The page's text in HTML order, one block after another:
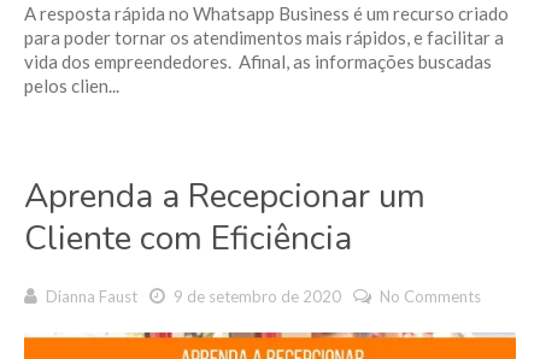
A resposta rápida no Whatsapp Business é um recurso criado
para poder tornar os atendimentos mais rápidos, e facilitar a
vida dos empreendedores. Afinal, as informações buscadas
pelos clien...
Aprenda a Recepcionar um
Cliente com Eficiência
Dianna Faust 9 de setembro de 2020 No Comments